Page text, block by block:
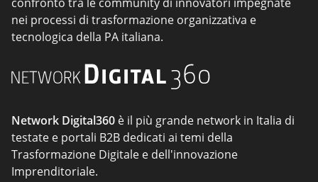
nei processi di trasformazione organizzativa e
tecnologica della PA italiana.
Network Digital360 è il più grande network in Italia di
testate e portali B2B dedicati ai temi della
Trasformazione Digitale e dell'innovazione
Imprenditoriale.